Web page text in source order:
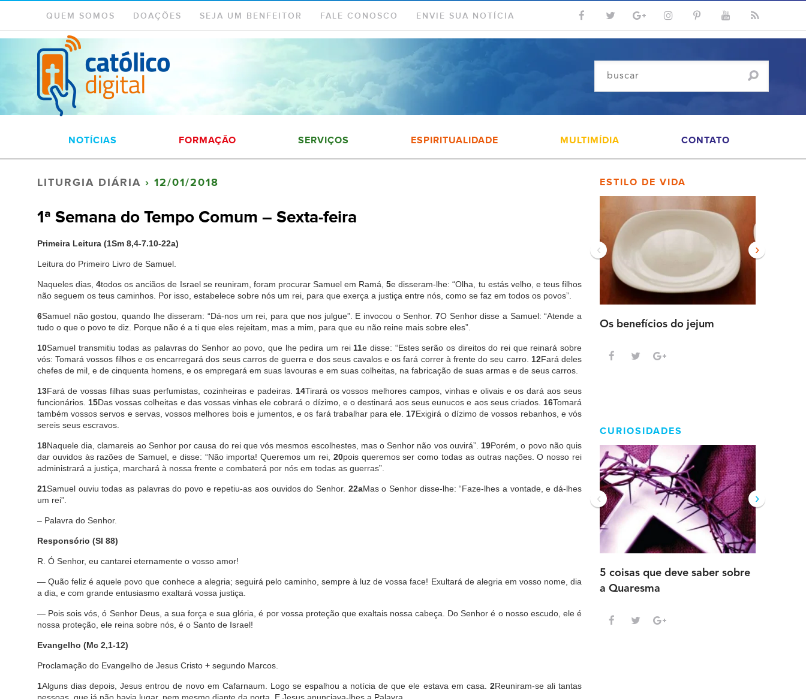
QUEM SOMOS DOAÇÕES SEJA UM BENFEITOR FALE CONOSCO ENVIE SUA NOTÍCIA
NOTÍCIAS FORMAÇÃO SERVIÇOS ESPIRITUALIDADE MULTIMÍDIA CONTATO
LITURGIA DIÁRIA › 12/01/2018
1ª Semana do Tempo Comum – Sexta-feira
Primeira Leitura (1Sm 8,4-7.10-22a)
Leitura do Primeiro Livro de Samuel.
Naqueles dias,4todos os anciãos de Israel se reuniram, foram procurar Samuel em Ramá,5e disseram-lhe: “Olha, tu estás velho, e teus filhos
não seguem os teus caminhos. Por isso, estabelece sobre nós um rei, para que exerça a justiça entre nós, como se faz em todos os povos”.
6Samuel não gostou, quando lhe disseram: “Dá-nos um rei, para que nos julgue”. E invocou o Senhor.7O Senhor disse a Samuel: “Atende a
tudo o que o povo te diz. Porque não é a ti que eles rejeitam, mas a mim, para que eu não reine mais sobre eles”.
10Samuel transmitiu todas as palavras do Senhor ao povo, que lhe pedira um rei 11e disse: “Estes serão os direitos do rei que reinará sobre
vós: Tomará vossos filhos e os encarregará dos seus carros de guerra e dos seus cavalos e os fará correr à frente do seu carro. 12Fará deles
chefes de mil, e de cinquenta homens, e os empregará em suas lavouras e em suas colheitas, na fabricação de suas armas e de seus carros.
13Fará de vossas filhas suas perfumistas, cozinheiras e padeiras. 14Tirará os vossos melhores campos, vinhas e olivais e os dará aos seus
funcionários. 15Das vossas colheitas e das vossas vinhas ele cobrará o dízimo, e o destinará aos seus eunucos e aos seus criados. 16Tomará
também vossos servos e servas, vossos melhores bois e jumentos, e os fará trabalhar para ele. 17Exigirá o dízimo de vossos rebanhos, e vós
sereis seus escravos.
18Naquele dia, clamareis ao Senhor por causa do rei que vós mesmos escolhestes, mas o Senhor não vos ouvirá”. 19Porém, o povo não quis
dar ouvidos às razões de Samuel, e disse: “Não importa! Queremos um rei, 20pois queremos ser como todas as outras nações. O nosso rei
administrará a justiça, marchará à nossa frente e combaterá por nós em todas as guerras”.
21Samuel ouviu todas as palavras do povo e repetiu-as aos ouvidos do Senhor. 22aMas o Senhor disse-lhe: “Faze-lhes a vontade, e dá-lhes
um rei”.
– Palavra do Senhor.
Responsório (Sl 88)
R. Ó Senhor, eu cantarei eternamente o vosso amor!
— Quão feliz é aquele povo que conhece a alegria; seguirá pelo caminho, sempre à luz de vossa face! Exultará de alegria em vosso nome, dia
a dia, e com grande entusiasmo exaltará vossa justiça.
— Pois sois vós, ó Senhor Deus, a sua força e sua glória, é por vossa proteção que exaltais nossa cabeça. Do Senhor é o nosso escudo, ele é
nossa proteção, ele reina sobre nós, é o Santo de Israel!
Evangelho (Mc 2,1-12)
Proclamação do Evangelho de Jesus Cristo + segundo Marcos.
1Alguns dias depois, Jesus entrou de novo em Cafarnaum. Logo se espalhou a notícia de que ele estava em casa. 2Reuniram-se ali tantas
ESTILO DE VIDA
Os benefícios do jejum
‹ ›
CURIOSIDADES
5 coisas que deve saber sobre
a Quaresma
‹ ›